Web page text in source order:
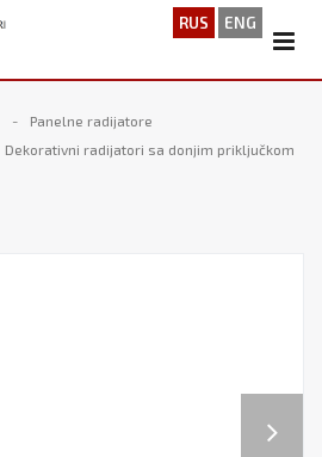
RUS ENG
Panelne radijatore
Dekorativni radijatori sa donjim priključkom